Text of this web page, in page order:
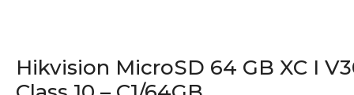
Hikvision MicroSD 64 GB XC I